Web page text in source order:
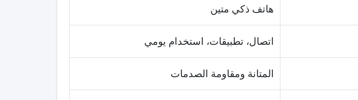
هاتف ذكي متين
اتصال، تطبيقات، استخدام يومي
المتانة ومقاومة الصدمات